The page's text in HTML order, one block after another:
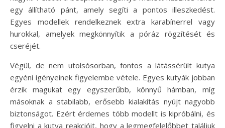
egy állítható pánt, amely segíti a pontos illeszkedést.
Egyes modellek rendelkeznek extra karabínerrel vagy
hurokkal, amelyek megkönnyítik a póráz rögzítését és
cseréjét.
Végül, de nem utolsósorban, fontos a látássérült kutya
egyéni igényeinek figyelembe vétele. Egyes kutyák jobban
érzik magukat egy egyszerűbb, könnyű hámban, míg
másoknak a stabilabb, erősebb kialakítás nyújt nagyobb
biztonságot. Ezért érdemes több modellt is kipróbálni, és
figyelni a kutya reakcióit, hogy a legmegfelelőbbet találjuk